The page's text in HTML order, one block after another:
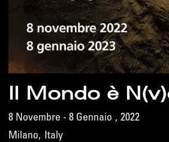
Il Mondo è
8 Novembre - 8 Gennaio , 2022
Milano, Italy